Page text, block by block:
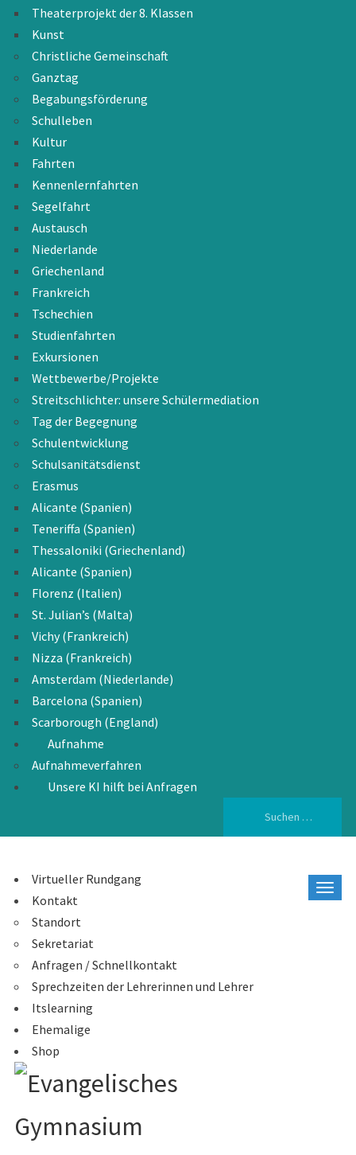
Theaterprojekt der 8. Klassen
Kunst
Christliche Gemeinschaft
Ganztag
Begabungsförderung
Schulleben
Kultur
Fahrten
Kennenlernfahrten
Segelfahrt
Austausch
Niederlande
Griechenland
Frankreich
Tschechien
Studienfahrten
Exkursionen
Wettbewerbe/Projekte
Streitschlichter: unsere Schülermediation
Tag der Begegnung
Schulentwicklung
Schulsanitätsdienst
Erasmus
Alicante (Spanien)
Teneriffa (Spanien)
Thessaloniki (Griechenland)
Alicante (Spanien)
Florenz (Italien)
St. Julian’s (Malta)
Vichy (Frankreich)
Nizza (Frankreich)
Amsterdam (Niederlande)
Barcelona (Spanien)
Scarborough (England)
Aufnahme
Aufnahmeverfahren
Unsere KI hilft bei Anfragen
Virtueller Rundgang
Kontakt
Standort
Sekretariat
Anfragen / Schnellkontakt
Sprechzeiten der Lehrerinnen und Lehrer
Itslearning
Ehemalige
Shop